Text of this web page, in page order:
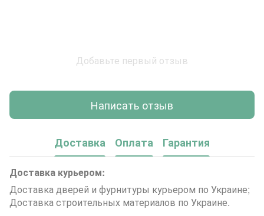
Добавьте первый отзыв
Написать отзыв
Доставка Оплата Гарантия
Доставка курьером:
Доставка дверей и фурнитуры курьером по Украине;
Доставка строительных материалов по Украине.